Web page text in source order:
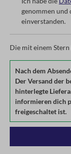
genommen und
einverstanden.
Die mit einem
Nach dem
Der Versand der
hinterlegte
informieren dich
freigeschaltet ist.